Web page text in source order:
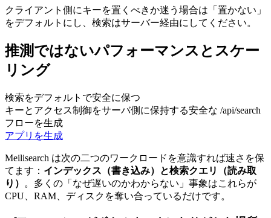
クライアント側にキーを置くべきか迷う場合は「置かない」
をデフォルトにし、検索はサーバー経由にしてください。
推測ではないパフォーマンスとスケー
リング
検索をデフォルトで安全に保つ
キーとアクセス制御をサーバ側に保持する安全な /api/search
フローを生成
アプリを生成
Meilisearch は次の二つのワークロードを意識すれば速さを保
てます： インデックス（書き込み） と検索クエリ（読み取
り）
。多くの「なぜ遅いのかわからない」事象はこれらが
CPU、RAM、ディスクを奪い合っているだけです。